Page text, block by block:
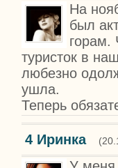
На
был
горам.
туристок в
любезно
ушла.
Теперь
4 Иринка